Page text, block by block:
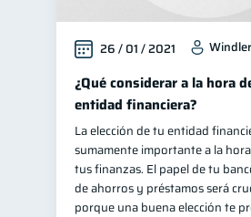
26 / 01 / 2021
¿Qué considerar a la hora
entidad financiera?
La elección de tu entidad
sumamente importante a la
tus finanzas. El papel de tu
de ahorros y préstamos será
porque una buena elección te